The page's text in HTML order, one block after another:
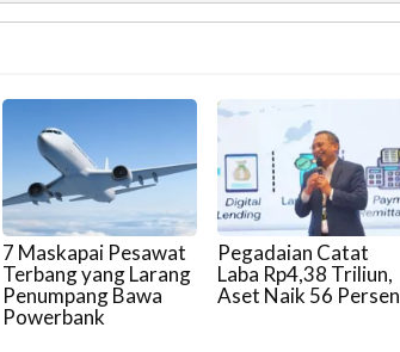
7 Maskapai Pesawat
Terbang yang Larang
Penumpang Bawa
Powerbank
Pegadaian Catat
Laba Rp4,38 Triliun,
Aset Naik 56 Persen